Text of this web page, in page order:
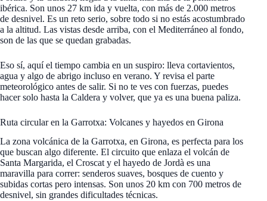
ibérica. Son unos 27 km ida y vuelta, con más de 2.000 metros
de desnivel. Es un reto serio, sobre todo si no estás acostumbrado
a la altitud. Las vistas desde arriba, con el Mediterráneo al fondo,
son de las que se quedan grabadas.
Eso sí, aquí el tiempo cambia en un suspiro: lleva cortavientos,
agua y algo de abrigo incluso en verano. Y revisa el parte
meteorológico antes de salir. Si no te ves con fuerzas, puedes
hacer solo hasta la Caldera y volver, que ya es una buena paliza.
Ruta circular en la Garrotxa: Volcanes y hayedos en Girona
La zona volcánica de la Garrotxa, en Girona, es perfecta para los
que buscan algo diferente. El circuito que enlaza el volcán de
Santa Margarida, el Croscat y el hayedo de Jordà es una
maravilla para correr: senderos suaves, bosques de cuento y
subidas cortas pero intensas. Son unos 20 km con 700 metros de
desnivel, sin grandes dificultades técnicas.